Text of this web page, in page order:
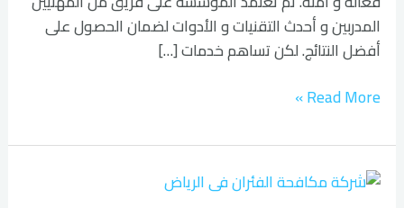
المدربين و أحدث التقنيات و الأدوات لضمان الحصول على
أفضل النتائج. لكن تساهم خدمات […]
Read More »
شركة